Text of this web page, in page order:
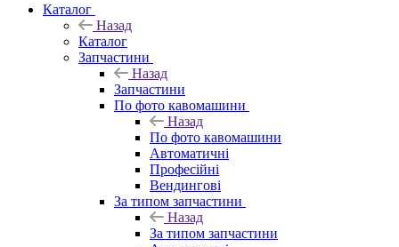
Каталог
Назад
Каталог
Запчастини
Назад
Запчастини
По фото кавомашини
Назад
По фото кавомашини
Автоматичні
Професійні
Вендингові
За типом запчастини
Назад
За типом запчастини